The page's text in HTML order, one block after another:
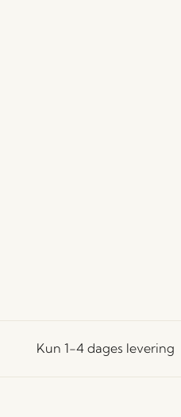
Kun 1-4 dages levering